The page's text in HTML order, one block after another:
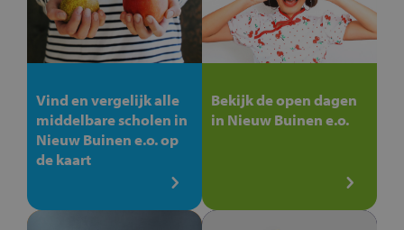
Vind en vergelijk alle
middelbare scholen in
Nieuw Buinen e.o. op
de kaart
Bekijk de open dagen
in Nieuw Buinen e.o.